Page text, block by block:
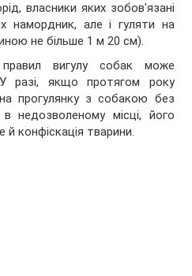
власники яких зобов'язані
намордник, але і гуляти на
не більше 1 м 20 см).
вигулу собак може
разі, якщо протягом року
прогулянку з собакою без
недозволеному місці, його
й конфіскація тварини.